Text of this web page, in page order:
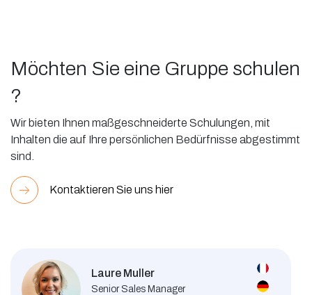
Möchten Sie eine Gruppe schulen
?
Wir bieten Ihnen maßgeschneiderte Schulungen, mit
Inhalten die auf Ihre persönlichen Bedürfnisse abgestimmt
sind.
Kontaktieren Sie uns hier
Laure Muller
Senior Sales Manager